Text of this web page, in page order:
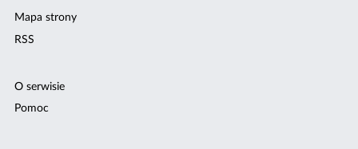
Mapa strony
RSS
O serwisie
Pomoc